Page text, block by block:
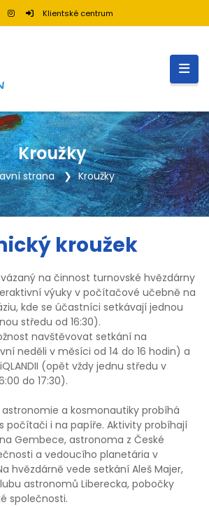
Klientské centrum
Kroužky
strana Kroužky
kroužek
na činnost turnovské hvězdárny
výuky v počítačové učebně na
kde se účastníci setkávají jednou
středu od 16:30).
navštěvovat setkání na
neděli v měsíci od 14 do 16 hodin) a
(opět vždy jednu středu v
do 17:30).
a kosmonautiky probíhá
počítači i na papíře. Aktivity probíhají
Gembece, astronoma z České
a vedoucího planetária v
hvězdárně vede setkání Aleš Majer,
astronomů Liberecka, pobočky
společnosti.